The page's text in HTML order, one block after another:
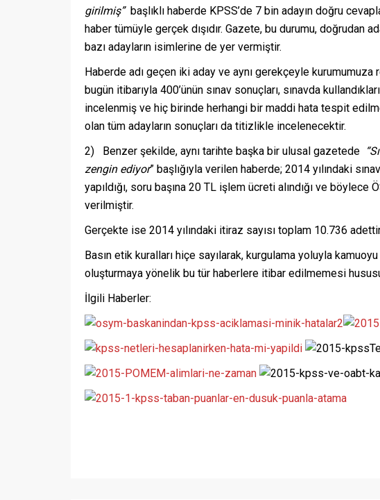
girilmiş” başlıklı haberde KPSS’de 7 bin adayın doğru
haber tümüyle gerçek dışıdır. Gazete, bu durumu, doğrudan
bazı adayların isimlerine de yer vermiştir.
Haberde adı geçen iki aday ve aynı gerekçeyle
bugün itibarıyla 400’ünün sınav sonuçları, sınavda
incelenmiş ve hiç birinde herhangi bir maddi hata tespit
olan tüm adayların sonuçları da titizlikle incelenecektir.
2) Benzer şekilde, aynı tarihte başka bir ulusal gazetede
zengin ediyor” başlığıyla verilen haberde; 2014 yılındaki
yapıldığı, soru başına 20 TL işlem ücreti alındığı ve böylece
verilmiştir.
Gerçekte ise 2014 yılındaki itiraz sayısı toplam 10.736
Basın etik kuralları hiçe sayılarak, kurgulama yoluyla
oluşturmaya yönelik bu tür haberlere itibar edilmemesi
İlgili Haberler: